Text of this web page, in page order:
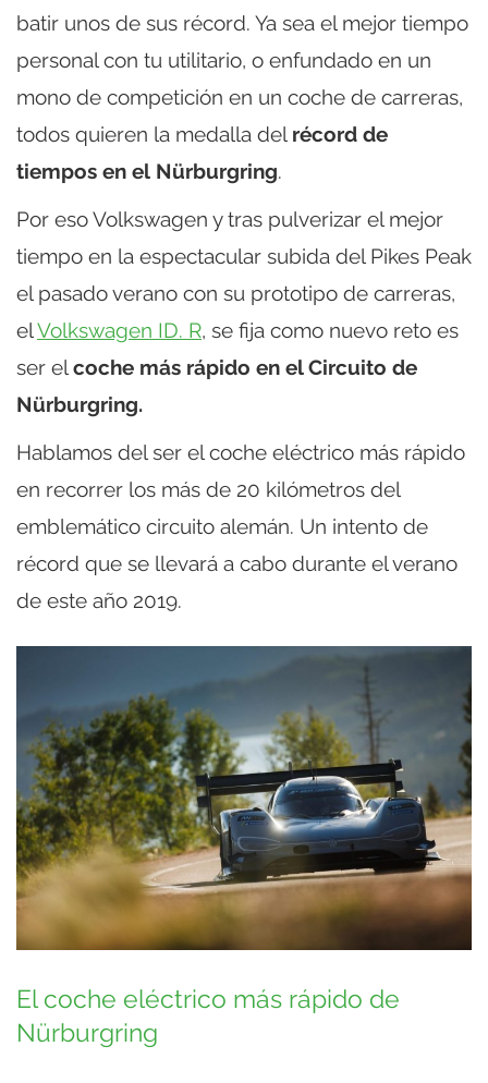
batir unos de sus récord. Ya sea el mejor tiempo
personal con tu utilitario, o enfundado en un
mono de competición en un coche de carreras,
todos quieren la medalla del récord de
tiempos en el Nürburgring.
Por eso Volkswagen y tras pulverizar el mejor
tiempo en la espectacular subida del Pikes Peak
el pasado verano con su prototipo de carreras,
elVolkswagen ID. R, se fija como nuevo reto es
ser elcoche más rápido en el Circuito de
Nürburgring.
Hablamos del ser el coche eléctrico más rápido
en recorrer los más de 20 kilómetros del
emblemático circuito alemán. Un intento de
récord que se llevará a cabo durante el verano
de este año 2019.
El coche eléctrico más rápido de
Nürburgring